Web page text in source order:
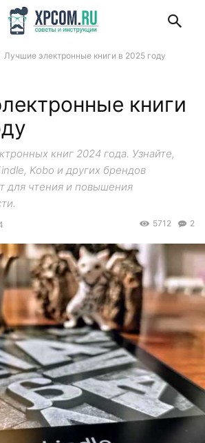
Лучшие электронные книги в 2025 году
книги
книг 2024 года. Узнайте,
Kobo и других брендов
для чтения и повышения
2
5712